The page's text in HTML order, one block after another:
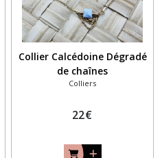
Collier Calcédoine Dégradé
de chaînes
Colliers
22€